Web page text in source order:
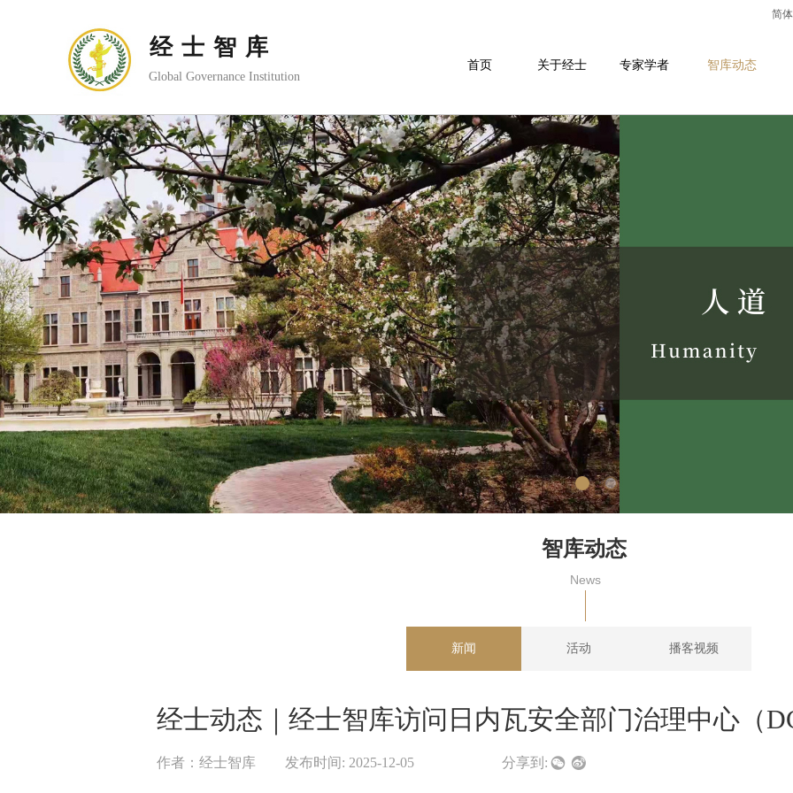
首页 关于经士 专家学者 智库动态
经士智库
Global Governance Institution
简
智库动态
News
新闻 活动 播客视频
经士动态｜经士智库访问日内瓦安全部门治理中心（
作者： 经士智库 发布时间: 2025-12-05 分享到: